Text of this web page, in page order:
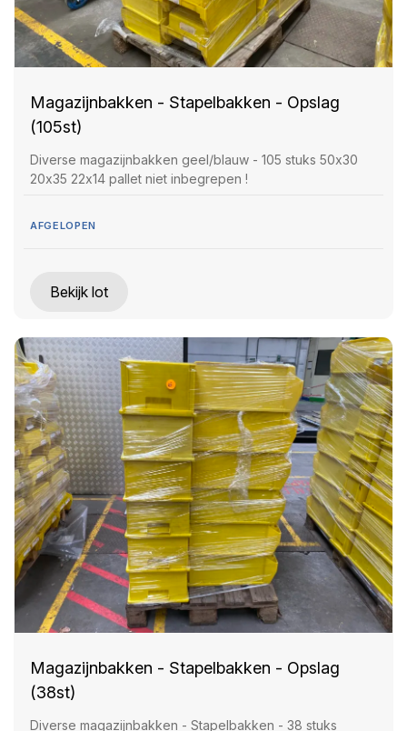
Magazijnbakken - Stapelbakken - Opslag
(105st)
Diverse magazijnbakken geel/blauw - 105 stuks 50x30
20x35 22x14 pallet niet inbegrepen !
AFGELOPEN
Bekijk lot
Magazijnbakken - Stapelbakken - Opslag
(38st)
Diverse magazijnbakken - Stapelbakken - 38 stuks